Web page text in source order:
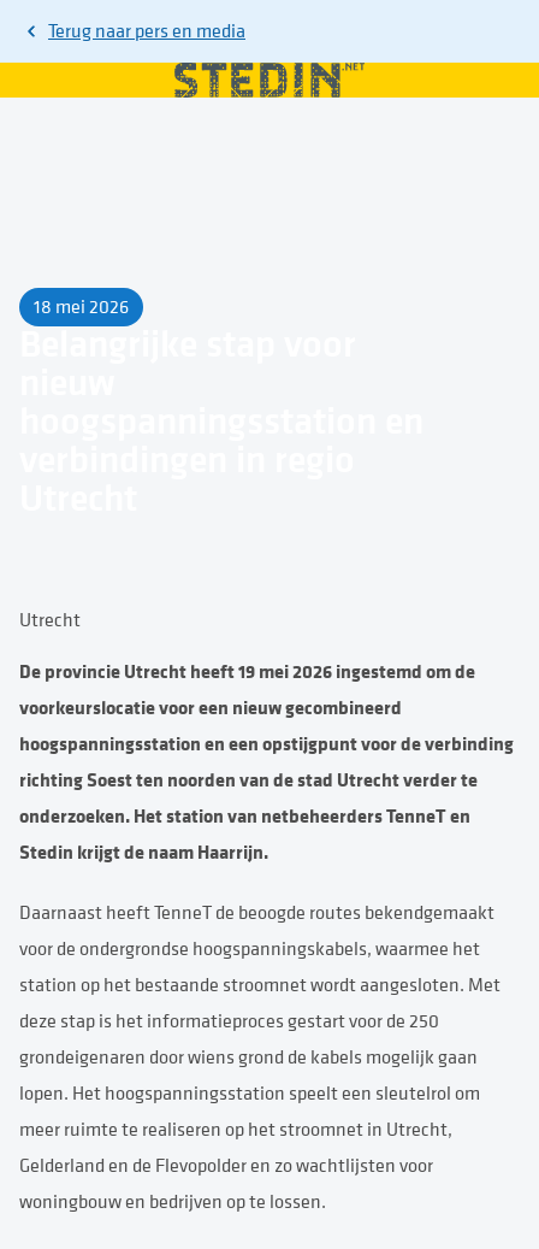
Terug naar pers en media
18 mei 2026
Utrecht
De provincie Utrecht heeft 19 mei 2026 ingestemd om de
voorkeurslocatie voor een nieuw gecombineerd
hoogspanningsstation en een opstijgpunt voor de verbinding
richting Soest ten noorden van de stad Utrecht verder te
onderzoeken. Het station van netbeheerders TenneT en
Stedin krijgt de naam Haarrijn.
Daarnaast heeft TenneT de beoogde routes bekendgemaakt
voor de ondergrondse hoogspanningskabels, waarmee het
station op het bestaande stroomnet wordt aangesloten. Met
deze stap is het informatieproces gestart voor de 250
grondeigenaren door wiens grond de kabels mogelijk gaan
lopen. Het hoogspanningsstation speelt een sleutelrol om
meer ruimte te realiseren op het stroomnet in Utrecht,
Gelderland en de Flevopolder en zo wachtlijsten voor
woningbouw en bedrijven op te lossen.